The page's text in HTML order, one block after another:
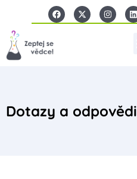
Dotazy a odpovědi